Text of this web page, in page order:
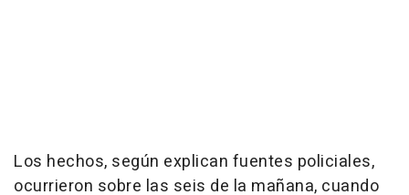
Los hechos, según explican fuentes policiales,
ocurrieron sobre las seis de la mañana, cuando